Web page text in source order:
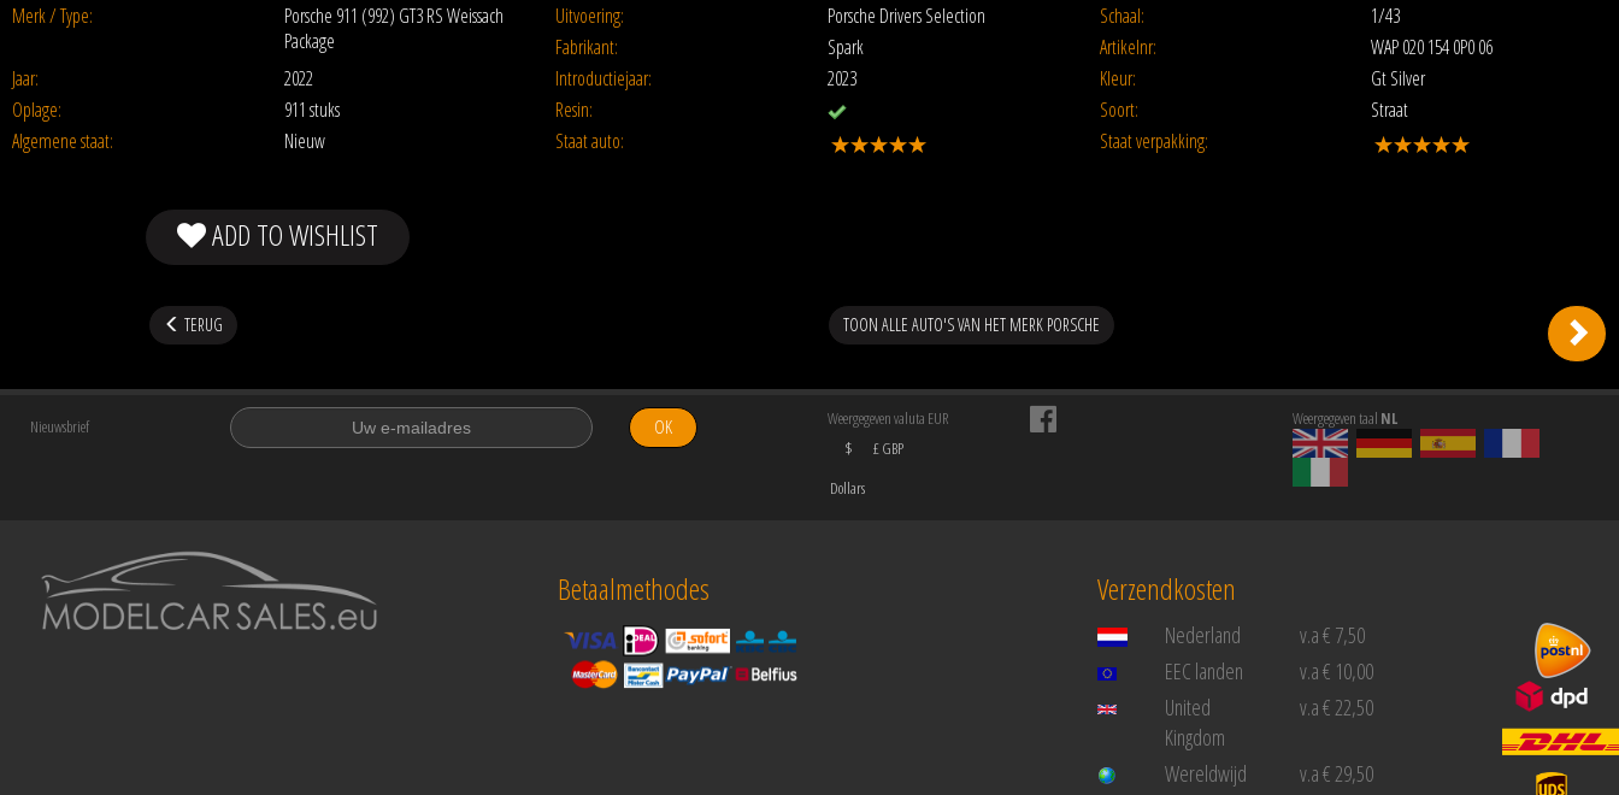
Merk / Type:
Porsche 911 (992) GT3 RS Weissach
Package
Uitvoering: Porsche Drivers Selection Schaal:
1/43
Fabrikant:
Spark Artikelnr:
WAP 020 154 0P0 06
Jaar:
2022 Introductiejaar: 2023 Kleur:
Gt Silver
Oplage:
911 stuks Resin: Soort:
Straat
Algemene staat:
Nieuw Staat auto: Staat verpakking:
ADD TO WISHLIST
TERUG TOON ALLE AUTO'S VAN HET MERK PORSCHE
Nieuwsbrief OK
Weergegeven valuta EUR
$
Dollars
£ GBP
Weergegeven taal NL
Betaalmethodes Verzendkosten
Nederland
v.a € 7,50
EEC landen
v.a € 10,00
United
Kingdom
v.a € 22,50
Wereldwijd v.a € 29,50